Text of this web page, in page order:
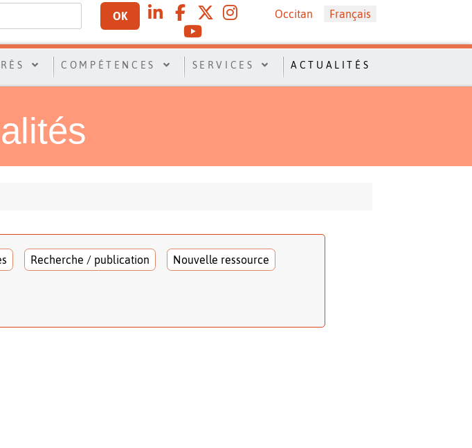
OK Sélectionnez votre langue
Occitan Français
COMPÉTENCES SERVICES ACTUALITÉS
Recherche / publication Nouvelle ressource